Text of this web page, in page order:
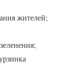
жителей;